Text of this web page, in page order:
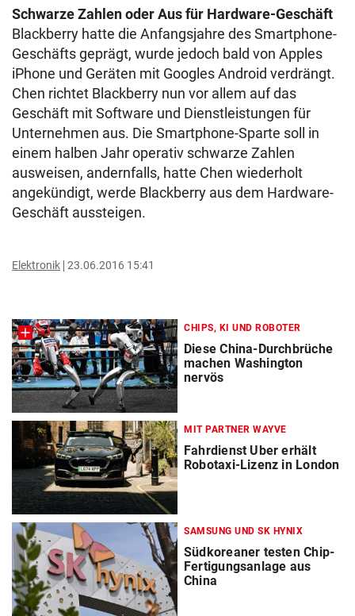
Schwarze Zahlen oder Aus für Hardware-Geschäft
Blackberry hatte die Anfangsjahre des Smartphone-
Geschäfts geprägt, wurde jedoch bald von Apples
iPhone und Geräten mit Googles Android verdrängt.
Chen richtet Blackberry nun vor allem auf das
Geschäft mit Software und Dienstleistungen für
Unternehmen aus. Die Smartphone-Sparte soll in
einem halben Jahr operativ schwarze Zahlen
ausweisen, andernfalls, hatte Chen wiederholt
angekündigt, werde Blackberry aus dem Hardware-
Geschäft aussteigen.
Elektronik 23.06.2016 15:41
CHIPS, KI UND ROBOTER
Diese China-Durchbrüche
machen Washington
nervös
MIT PARTNER WAYVE
Fahrdienst Uber erhält
Robotaxi-Lizenz in London
SAMSUNG UND SK HYNIX
Südkoreaner testen Chip-
Fertigungsanlage aus
China